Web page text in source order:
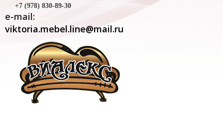
+7 (978) 830-89-30
e-mail:
viktoria.mebel.line@mail.ru